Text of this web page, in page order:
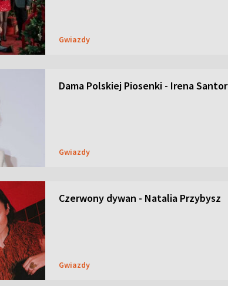
Gwiazdy
Dama Polskiej Piosenki - Irena Santor
Gwiazdy
Czerwony dywan - Natalia Przybysz
Gwiazdy